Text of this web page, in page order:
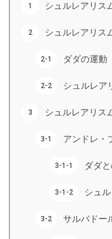
シュルレアリス
シュルレアリス
ダダの運動
シュルレア
シュルレアリス
アンドレ・
ダダ
シュ
サルバドー